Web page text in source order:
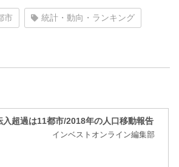
市 統計・動向・ランキング
入超過は11都市/2018年の人口移動報告
インベストオンライン編集部